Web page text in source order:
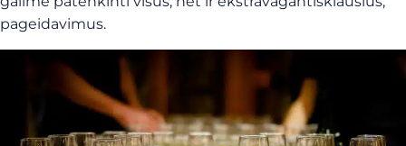
pageidavimus.